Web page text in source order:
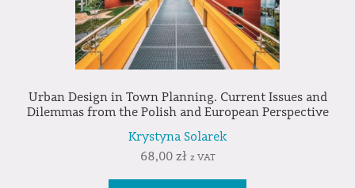
Urban Design in Town Planning. Current Issues and
Dilemmas from the Polish and European Perspective
Krystyna Solarek
68,00 zł z VAT